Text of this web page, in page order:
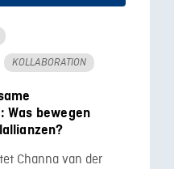
KOLLABORATION
Was bewegen
Channa van der